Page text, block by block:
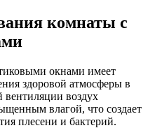
комнаты с
окнами имеет
здоровой атмосферы в
воздух
влагой, что создает
плесени и бактерий.